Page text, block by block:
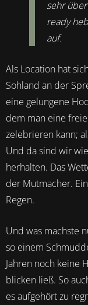
sehr
ready
auf.
Als Location hat
Sohland an der
eine gelungene
dem man eine
zelebrieren kann;
Und da sind wir
herhalten. Das
der Mutmacher.
Regen.
Und was machste
so einem
Jahren noch keine
blicken ließ. So
es aufgehört zu